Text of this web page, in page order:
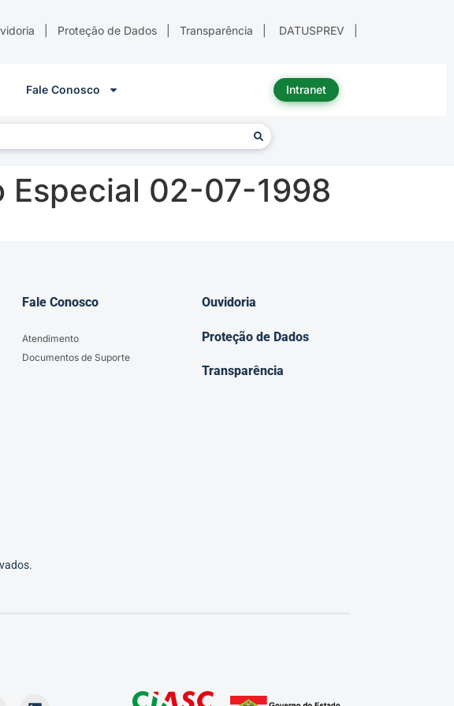
Proteção de Dados Transparência DATUSPREV
Fale Conosco Intranet
Especial 02-07-1998
Fale Conosco
Atendimento
Documentos de Suporte
Ouvidoria
Proteção de Dados
Transparência